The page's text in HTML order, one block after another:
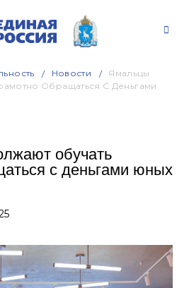
Новости
Ямальцы
Обращаться С Деньгами
обучать
с деньгами юных